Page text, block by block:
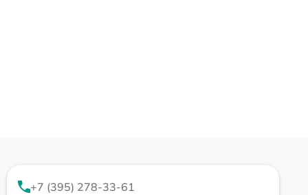
+7 (395) 278-33-61